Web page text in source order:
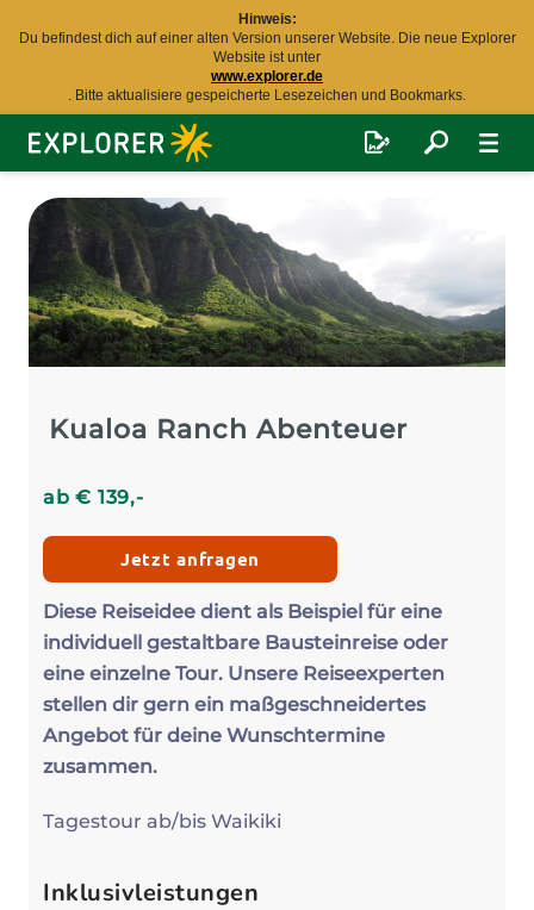
Hinweis:
Du befindest dich auf einer alten Version unserer Website. Die neue Explorer
Website ist unter
www.explorer.de
. Bitte aktualisiere gespeicherte Lesezeichen und Bookmarks.
Explorer
Fernreisen
Kualoa Ranch Abenteuer
ab€ 139,-
Jetzt anfragen
Diese Reiseidee dient als Beispiel für eine
individuell gestaltbare Bausteinreise oder
eine einzelne Tour. Unsere Reiseexperten
stellen dir gern ein maßgeschneidertes
Angebot für deine Wunschtermine
zusammen.
Tagestour ab/bis Waikiki
Inklusivleistungen